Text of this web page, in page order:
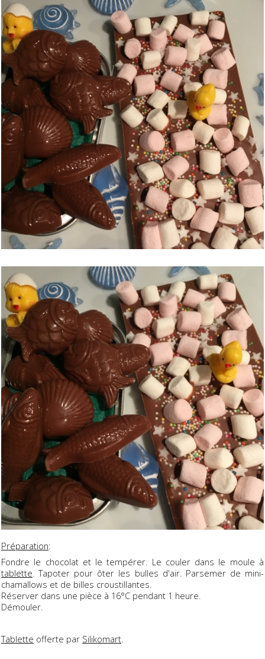
Préparation:
Fondre le chocolat et le tempérer. Le couler dans le moule à
tablette. Tapoter pour ôter les bulles d'air. Parsemer de mini-
chamallows et de billes croustillantes.
Réserver dans une pièce à 16°C pendant 1 heure.
Démouler.
Tablette offerte par Silikomart.